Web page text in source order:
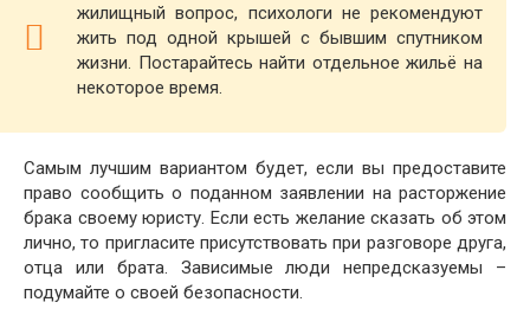
жилищный вопрос, психологи не рекомендуют
жить под одной крышей с бывшим спутником
жизни. Постарайтесь найти отдельное жильё на
некоторое время.
Самым лучшим вариантом будет, если вы предоставите
право сообщить о поданном заявлении на расторжение
брака своему юристу. Если есть желание сказать об этом
лично, то пригласите присутствовать при разговоре друга,
отца или брата. Зависимые люди непредсказуемы –
подумайте о своей безопасности.